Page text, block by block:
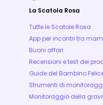
La Scatola Rosa
Tutte le Scatole Rosa
App per incontri tra
Buoni affari
Recensioni e test dei
Guide del Bambino
Strumenti di
Monitoraggio della